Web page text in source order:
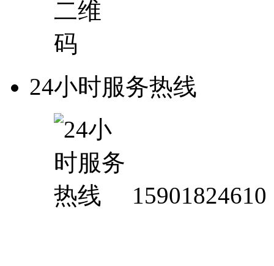
24小时服务热线
15901824610